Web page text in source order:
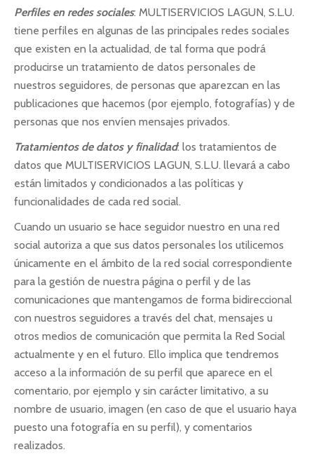
Perfiles en redes sociales: MULTISERVICIOS LAGUN, S.L.U.
tiene perfiles en algunas de las principales redes sociales
que existen en la actualidad, de tal forma que podrá
producirse un tratamiento de datos personales de
nuestros seguidores, de personas que aparezcan en las
publicaciones que hacemos (por ejemplo, fotografías) y de
personas que nos envíen mensajes privados.
Tratamientos de datos y finalidad: los tratamientos de
datos que MULTISERVICIOS LAGUN, S.L.U. llevará a cabo
están limitados y condicionados a las políticas y
funcionalidades de cada red social.
Cuando un usuario se hace seguidor nuestro en una red
social autoriza a que sus datos personales los utilicemos
únicamente en el ámbito de la red social correspondiente
para la gestión de nuestra página o perfil y de las
comunicaciones que mantengamos de forma bidireccional
con nuestros seguidores a través del chat, mensajes u
otros medios de comunicación que permita la Red Social
actualmente y en el futuro. Ello implica que tendremos
acceso a la información de su perfil que aparece en el
comentario, por ejemplo y sin carácter limitativo, a su
nombre de usuario, imagen (en caso de que el usuario haya
puesto una fotografía en su perfil), y comentarios
realizados.